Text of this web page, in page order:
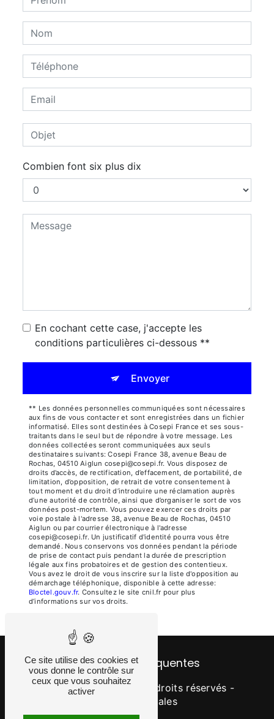
Combien font six plus dix
En cochant cette case, j'accepte les
conditions particulières ci-dessous **
Envoyer
** Les données personnelles communiquées sont nécessaires
aux fins de vous contacter et sont enregistrées dans un fichier
informatisé. Elles sont destinées à Cosepi France et ses sous-
traitants dans le seul but de répondre à votre message. Les
données collectées seront communiquées aux seuls
destinataires suivants: Cosepi France 38, avenue Beau de
Rochas, 04510 Aiglun cosepi@cosepi.fr. Vous disposez de
droits d’accès, de rectification, d’effacement, de portabilité, de
limitation, d’opposition, de retrait de votre consentement à
tout moment et du droit d’introduire une réclamation auprès
d’une autorité de contrôle, ainsi que d’organiser le sort de vos
données post-mortem. Vous pouvez exercer ces droits par
voie postale à l'adresse 38, avenue Beau de Rochas, 04510
Aiglun ou par courrier électronique à l'adresse
cosepi@cosepi.fr. Un justificatif d'identité pourra vous être
demandé. Nous conservons vos données pendant la période
de prise de contact puis pendant la durée de prescription
légale aux fins probatoires et de gestion des contentieux.
Vous avez le droit de vous inscrire sur la liste d'opposition au
démarchage téléphonique, disponible à cette adresse:
Bloctel.gouv.fr. Consultez le site cnil.fr pour plus
d’informations sur vos droits.
Recherches fréquentes
©Vistalid- 2026 - Tous droits réservés -
Mentions légales
Ce site utilise des cookies et
vous donne le contrôle sur
ceux que vous souhaitez
activer